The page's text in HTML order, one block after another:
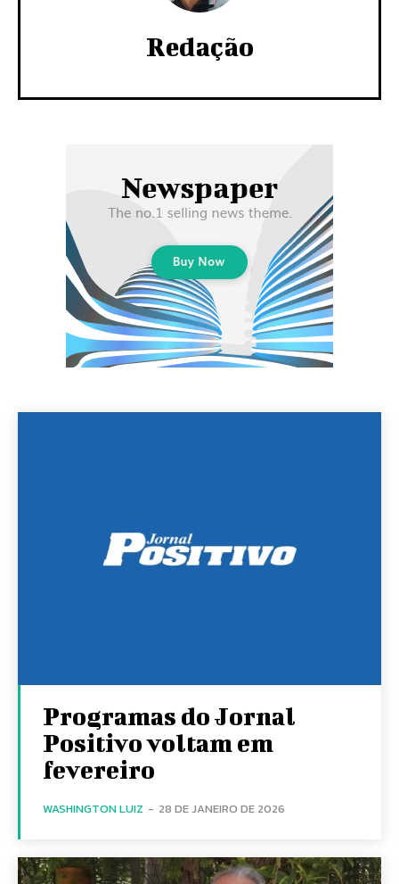
Redação
Programas do Jornal
Positivo voltam em
fevereiro
WASHINGTON LUIZ - 28 DE JANEIRO DE 2026